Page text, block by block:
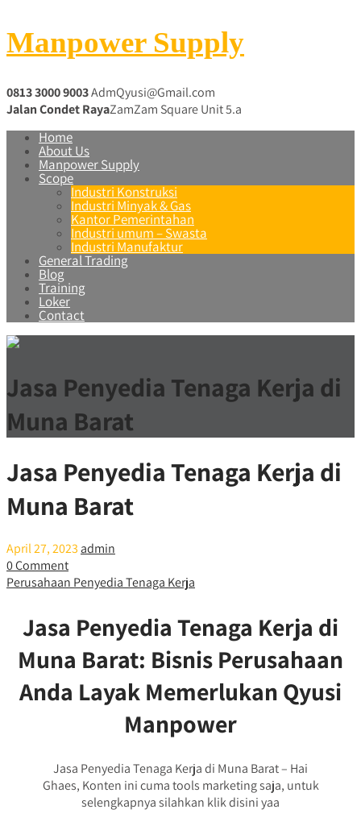
Manpower Supply
0813 3000 9003AdmQyusi@Gmail.com
Jalan Condet RayaZamZam Square Unit 5.a
Home
About Us
Manpower Supply
Scope
Industri Konstruksi
Industri Minyak & Gas
Kantor Pemerintahan
Industri umum – Swasta
Industri Manufaktur
General Trading
Blog
Training
Loker
Contact
Jasa Penyedia Tenaga Kerja di
Muna Barat
Jasa Penyedia Tenaga Kerja di
Muna Barat
April 27, 2023 admin
0 Comment
Perusahaan Penyedia Tenaga Kerja
Jasa Penyedia Tenaga Kerja di
Muna Barat: Bisnis Perusahaan
Anda Layak Memerlukan Qyusi
Manpower
Jasa Penyedia Tenaga Kerja di Muna Barat – Hai
Ghaes, Konten ini cuma tools marketing saja, untuk
selengkapnya silahkan klik disini yaa